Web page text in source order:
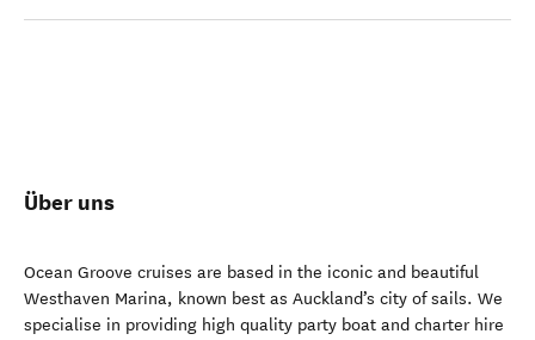
Über uns
Ocean Groove cruises are based in the iconic and beautiful
Westhaven Marina, known best as Auckland’s city of sails. We
specialise in providing high quality party boat and charter hire